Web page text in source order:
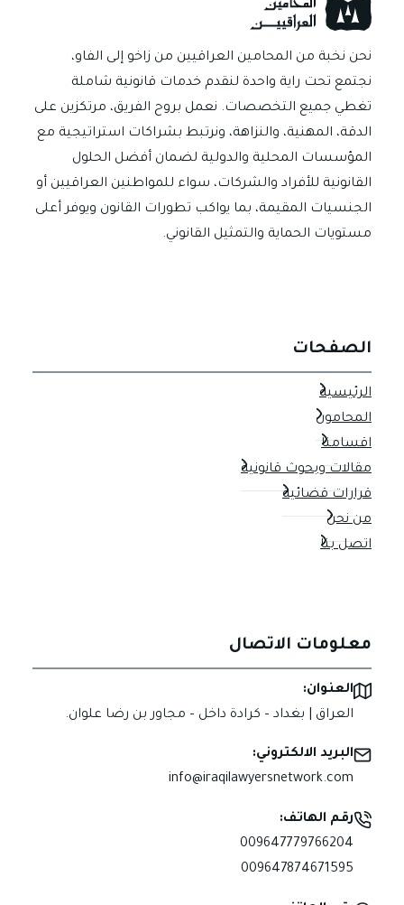
نحن نخبة من المحامين العراقيين من زاخو إلى الفاو،
نجتمع تحت راية واحدة لنقدم خدمات قانونية شاملة
تغطي جميع التخصصات. نعمل بروح الفريق، مرتكزين على
الدقة، المهنية، والنزاهة، ونرتبط بشراكات استراتيجية مع
المؤسسات المحلية والدولية لضمان أفضل الحلول
القانونية للأفراد والشركات، سواء للمواطنين العراقيين أو
الجنسيات المقيمة، بما يواكب تطورات القانون ويوفر أعلى
مستويات الحماية والتمثيل القانوني.
الصفحات
الرئيسية
المحامون
اقسامنا
مقالات وبحوث قانونية
قرارات قضائية
من نحن
اتصل بنا
معلومات الاتصال
العنوان:
العراق | بغداد – كرادة داخل – مجاور بن رضا علوان.
البريد الالكتروني:
info@iraqilawyersnetwork.com
رقم الهاتف:
009647779766204
009647874671595